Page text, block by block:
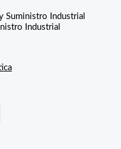
Suministro Industrial
Industrial